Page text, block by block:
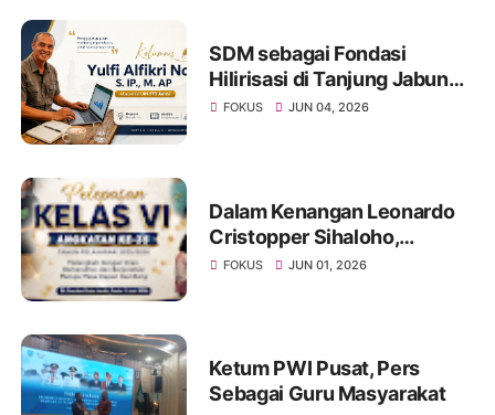
SDM sebagai Fondasi
Hilirisasi di Tanjung Jabung
Barat dan Tanjung Jabung
FOKUS JUN 04, 2026
Dalam Kenangan Leonardo
Cristopper Sihaloho,
Sahabat yang Tetap Hadir di
FOKUS JUN 01, 2026
Ketum PWI Pusat, Pers
Sebagai Guru Masyarakat